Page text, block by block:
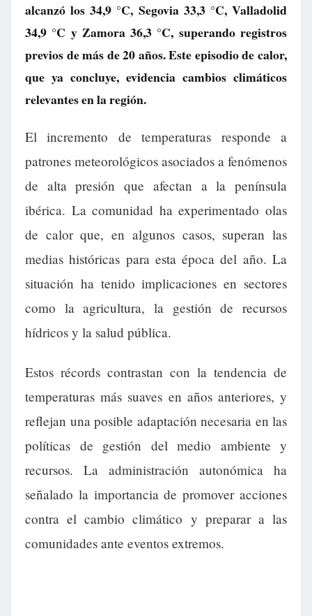
alcanzó los 34,9 °C, Segovia 33,3 °C, Valladolid
34,9 °C y Zamora 36,3 °C, superando registros
previos de más de 20 años. Este episodio de calor,
que ya concluye, evidencia cambios climáticos
relevantes en la región.
El incremento de temperaturas responde a
patrones meteorológicos asociados a fenómenos
de alta presión que afectan a la península
ibérica. La comunidad ha experimentado olas
de calor que, en algunos casos, superan las
medias históricas para esta época del año. La
situación ha tenido implicaciones en sectores
como la agricultura, la gestión de recursos
hídricos y la salud pública.
Estos récords contrastan con la tendencia de
temperaturas más suaves en años anteriores, y
reflejan una posible adaptación necesaria en las
políticas de gestión del medio ambiente y
recursos. La administración autonómica ha
señalado la importancia de promover acciones
contra el cambio climático y preparar a las
comunidades ante eventos extremos.